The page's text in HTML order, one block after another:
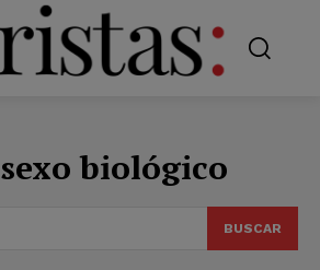
sexo biológico
BUSCAR